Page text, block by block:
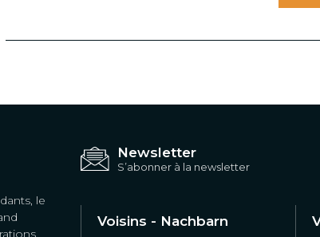
le
Newsletter
S’abonner à la newsletter
Voisins - Nachbarn